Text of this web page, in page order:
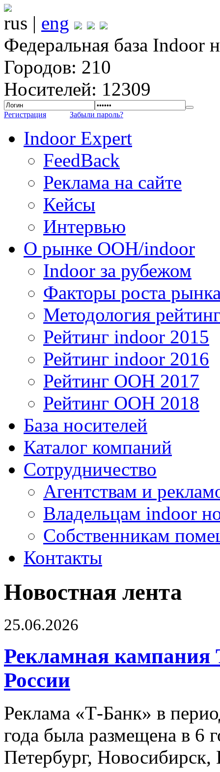
rus | eng
Федеральная база Indoor
Городов: 210
Носителей: 12309
Регистрация Забыли пароль?
Indoor Expert
FeedBack
Реклама на сайте
Кейсы
Интервью
О рынке OOH/indoor
Indoor за рубежом
Факторы роста
Методология
Рейтинг indoor 2015
Рейтинг indoor 2016
Рейтинг OOH 2017
Рейтинг OOH 2018
База носителей
Каталог компаний
Сотрудничество
Агентствам и
Владельцам indoor
Собственникам
Контакты
Новостная лента
25.06.2026
Рекламная кампания
России
Реклама «Т-Банк» в
года была размещена в 6
Петербург,